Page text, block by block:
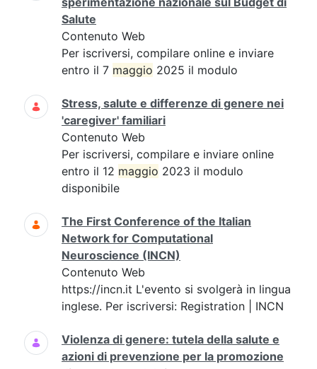
Salute
Contenuto Web
Per iscriversi, compilare online e inviare
entro il 7 maggio 2025 il modulo
Stress, salute e differenze di genere nei
'caregiver' familiari
Contenuto Web
Per iscriversi, compilare e inviare online
entro il 12 maggio 2023 il modulo
disponibile
The First Conference of the Italian
Network for Computational
Neuroscience (INCN)
Contenuto Web
https://incn.it L'evento si svolgerà in lingua
inglese. Per iscriversi: Registration | INCN
Violenza di genere: tutela della salute e
azioni di prevenzione per la promozione